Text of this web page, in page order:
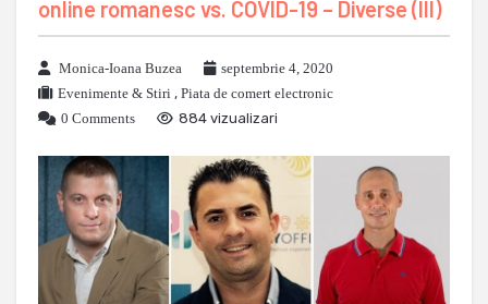
online romanesc vs. COVID-19 – Diverse (III)
Monica-Ioana Buzea
septembrie 4, 2020
Evenimente & Stiri , Piata de comert electronic
0 Comments
884 vizualizari